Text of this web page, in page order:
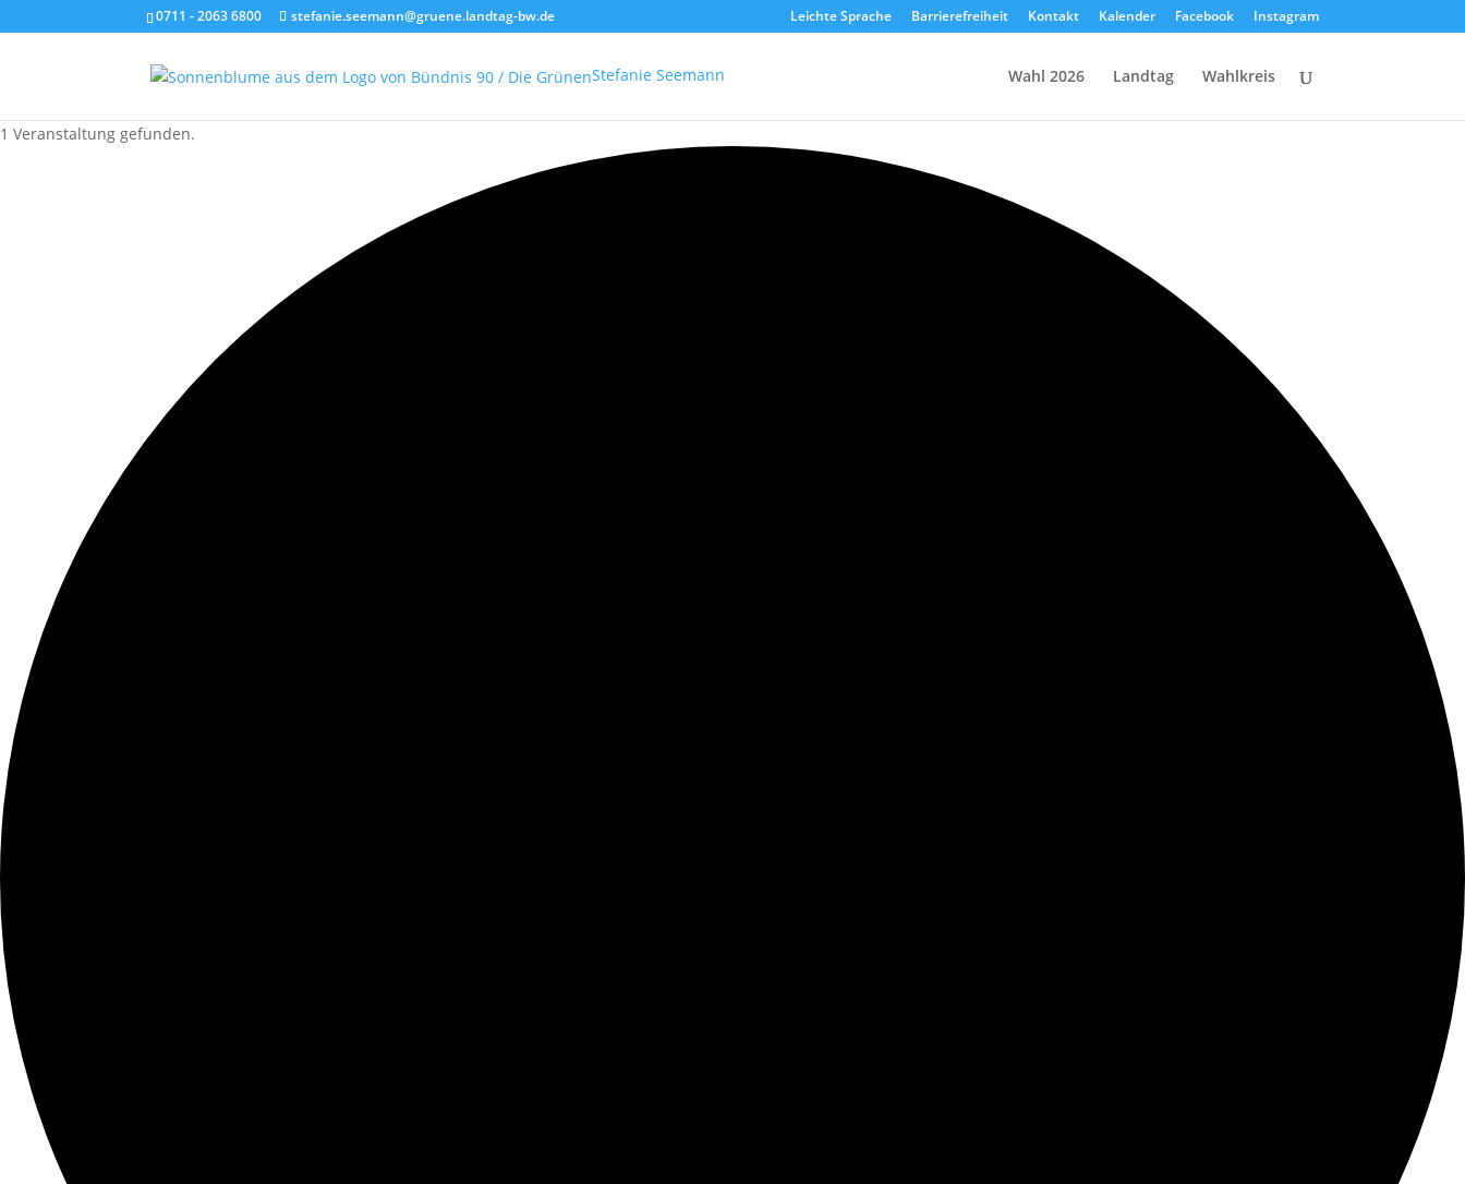
0711 - 2063 6800 stefanie.seemann@gruene.landtag-bw.de Leichte Sprache Barrierefreiheit Kontakt Kalender Facebook Instagram
Stefanie Seemann Wahl 2026 Landtag Wahlkreis
1 Veranstaltung gefunden.